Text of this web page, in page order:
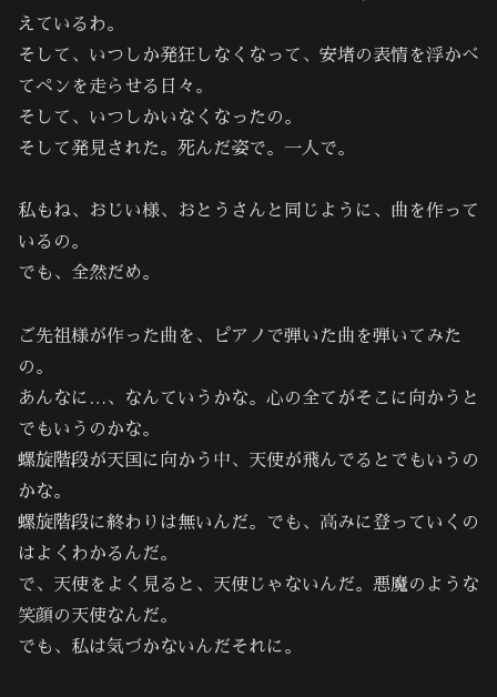
えているわ。
そして、いつしか発狂しなくなって、安堵の表情を浮かべ
てペンを走らせる日々。
そして、いつしかいなくなったの。
そして発見された。死んだ姿で。一人で。
私もね、おじい様、おとうさんと同じように、曲を作って
いるの。
でも、全然だめ。
ご先祖様が作った曲を、ピアノで弾いた曲を弾いてみた
の。
あんなに…、なんていうかな。心の全てがそこに向かうと
でもいうのかな。
螺旋階段が天国に向かう中、天使が飛んでるとでもいうの
かな。
螺旋階段に終わりは無いんだ。でも、高みに登っていくの
はよくわかるんだ。
で、天使をよく見ると、天使じゃないんだ。悪魔のような
笑顔の天使なんだ。
でも、私は気づかないんだそれに。